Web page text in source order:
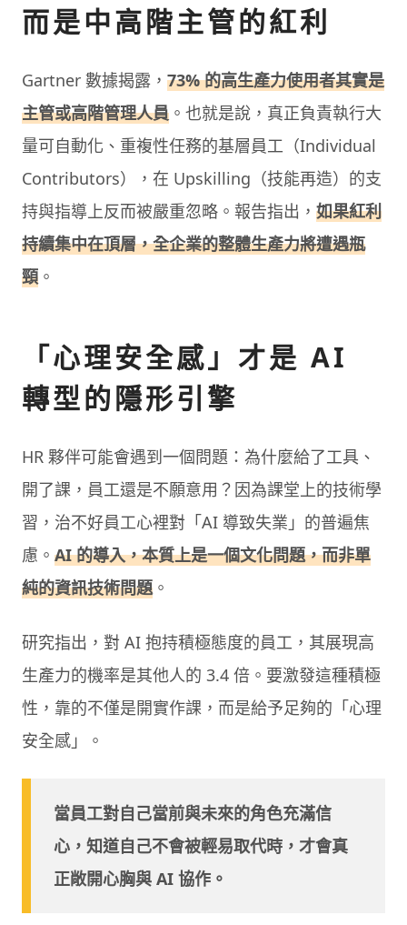
而是中高階主管的紅利
Gartner 數據揭露， 73% 的高生產力使用者其實是
主管或高階管理人員 。也就是說，真正負責執行大
量可自動化、重複性任務的基層員工（Individual
Contributors），在 Upskilling（技能再造）的支
持與指導上反而被嚴重忽略。報告指出， 如果紅利
持續集中在頂層，全企業的整體生產力將遭遇瓶
頸 。
「心理安全感」才是 AI
轉型的隱形引擎
HR 夥伴可能會遇到一個問題：為什麼給了工具、
開了課，員工還是不願意用？因為課堂上的技術學
習，治不好員工心裡對「AI 導致失業」的普遍焦
慮。 AI 的導入，本質上是一個文化問題，而非單
純的資訊技術問題 。
研究指出，對 AI 抱持積極態度的員工，其展現高
生產力的機率是其他人的 3.4 倍。要激發這種積極
性，靠的不僅是開實作課，而是給予足夠的「心理
安全感」。
當員工對自己當前與未來的角色充滿信
心，知道自己不會被輕易取代時，才會真
正敞開心胸與 AI 協作。